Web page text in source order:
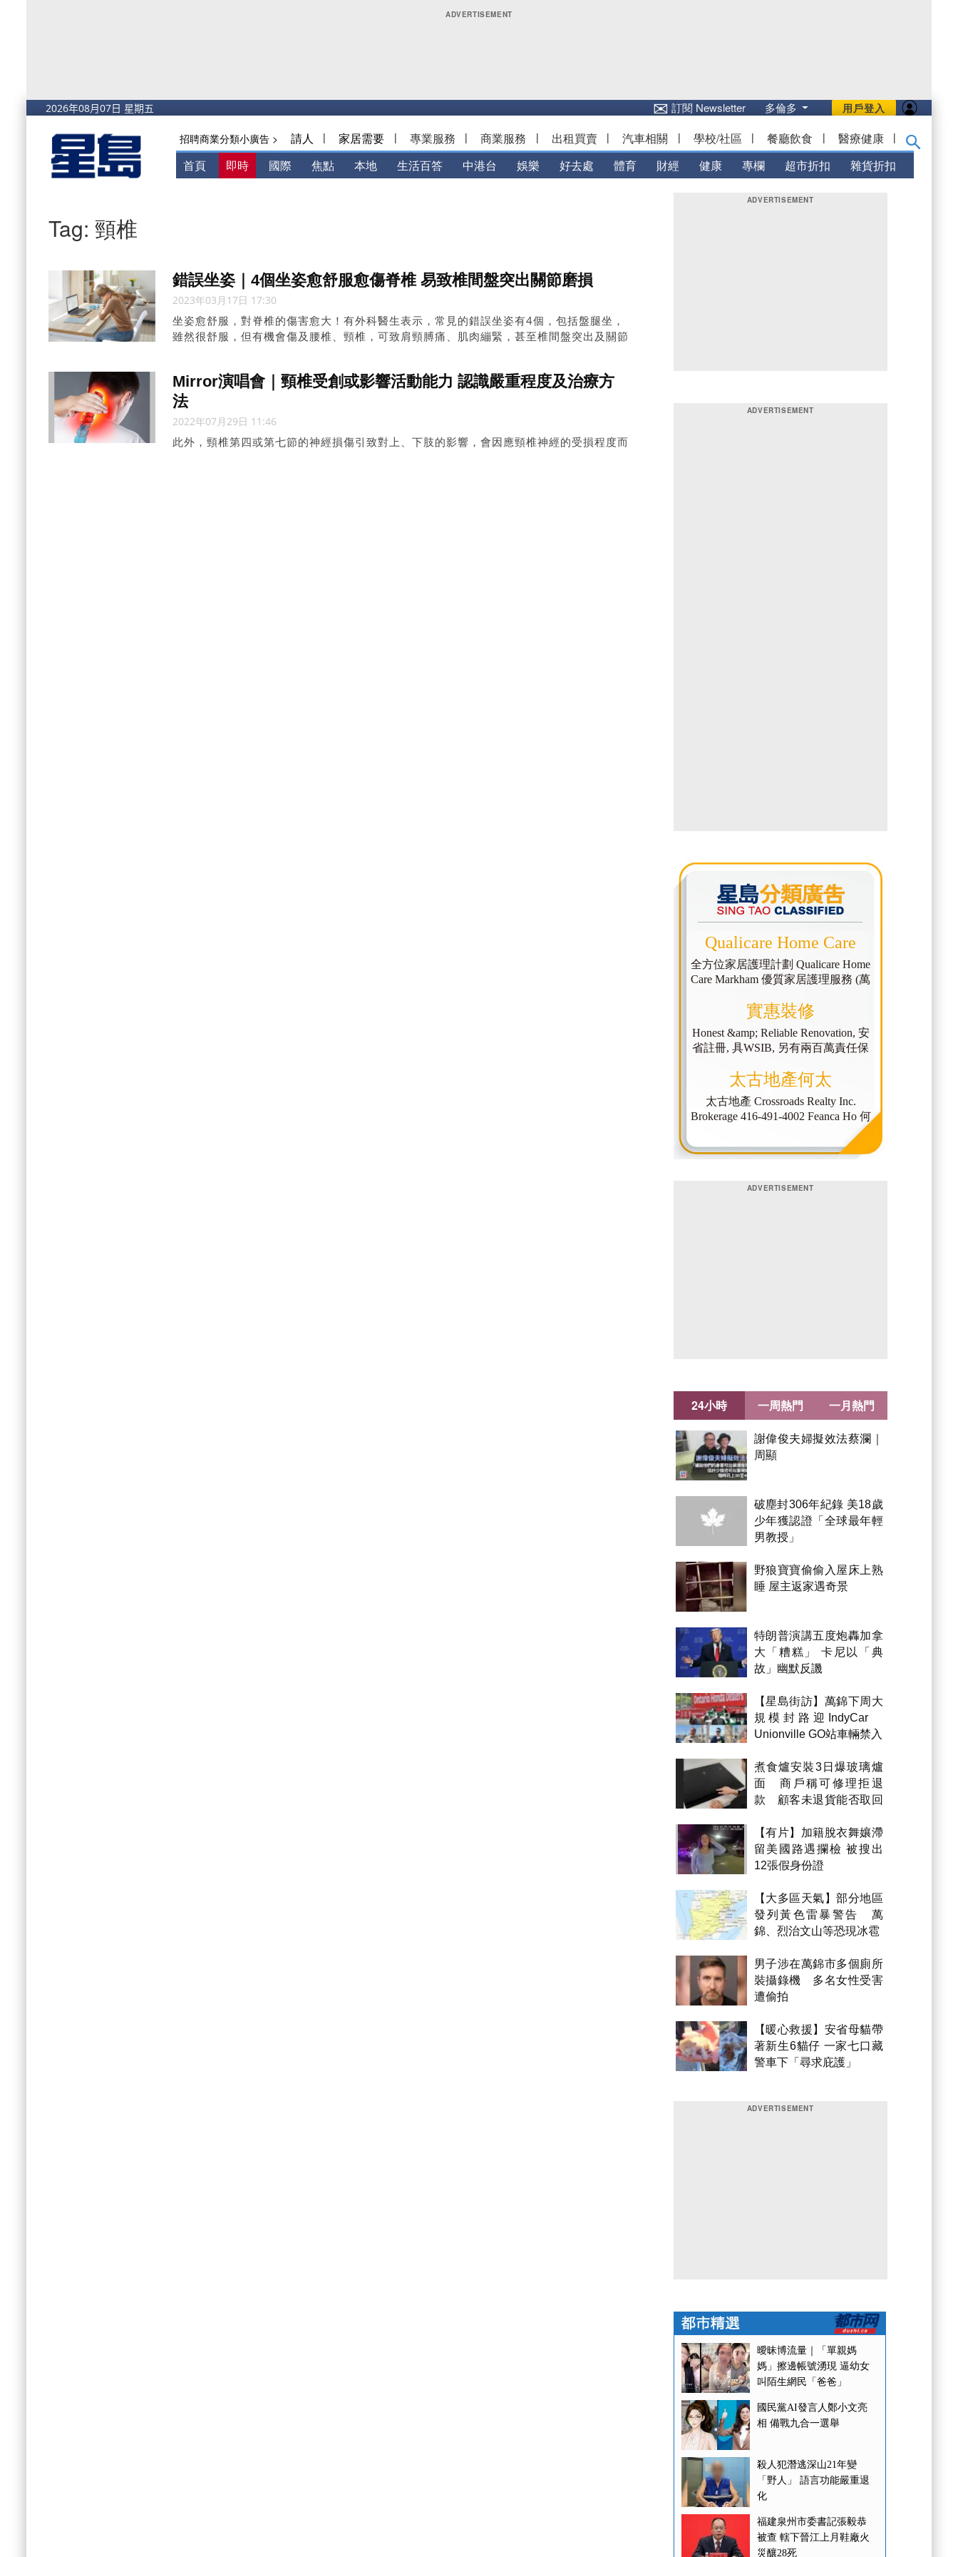
用戶登入
✉訂閱 Newsletter 多倫多
招聘商業分類小廣告 > 請人 | 家居需要 | 專業服務 | 商業服務 | 出租買賣 | 汽車相關 | 學校/社區 | 餐廳飲食 | 醫療健康 |
首頁 即時 國際 焦點 本地 生活百答 中港台 娛樂 好去處 體育 財經 健康 專欄 超市折扣 雜貨折扣
Tag: 頸椎
錯誤坐姿｜4個坐姿愈舒服愈傷脊椎 易致椎間盤突出關節磨損
2023年03月17日 17:30
坐姿愈舒服，對脊椎的傷害愈大！有外科醫生表示，常見的錯誤坐姿有4個，包括盤腿坐，
雖然很舒服，但有機會傷及腰椎、頸椎，可致肩頸膊痛、肌肉繃緊，甚至椎間盤突出及關節
Mirror演唱會｜頸椎受創或影響活動能力 認識嚴重程度及治療方
法
2022年07月29日 11:46
此外，頸椎第四或第七節的神經損傷引致對上、下肢的影響，會因應頸椎神經的受損程度而
24小時
謝偉俊夫婦擬效法蔡瀾｜
周顯
破塵封306年紀錄 美18歲
少年獲認證「全球最年輕
男教授」
野狼寶寶偷偷入屋床上熟
睡 屋主返家遇奇景
特朗普演講五度炮轟加拿
大「糟糕」 卡尼以「典
故」幽默反譏
【星島街訪】萬錦下周大
規模封路迎IndyCar
Unionville GO站車輛禁入
煮食爐安裝3日爆玻璃爐
面 商戶稱可修理拒退
款 顧客未退貨能否取回
【有片】加籍脫衣舞孃滯
留美國路遇攔檢 被搜出
12張假身份證
【大多區天氣】部分地區
發列黃色雷暴警告 萬
錦、烈治文山等恐現冰雹
男子涉在萬錦市多個廁所
裝攝錄機 多名女性受害
遭偷拍
【暖心救援】安省母貓帶
著新生6貓仔 一家七口藏
警車下「尋求庇護」
一周熱門 一月熱門